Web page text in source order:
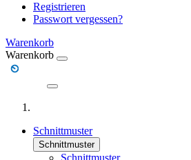
Registrieren
Passwort vergessen?
Warenkorb
Warenkorb
Schnittmuster
Schnittmuster
Schnittmuster